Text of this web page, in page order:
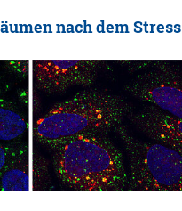
nach dem Stress